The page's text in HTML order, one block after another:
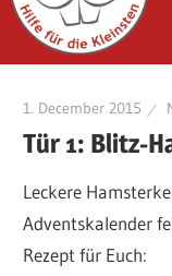
1. December 2015
Tür 1: Blitz-
Leckere
Adventskalender
Rezept für Euch: